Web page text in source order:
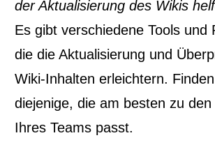
der Aktualisierung des Wikis
Es gibt verschiedene Tools und
die die Aktualisierung und
Wiki-Inhalten erleichtern.
diejenige, die am besten zu
Ihres Teams passt.